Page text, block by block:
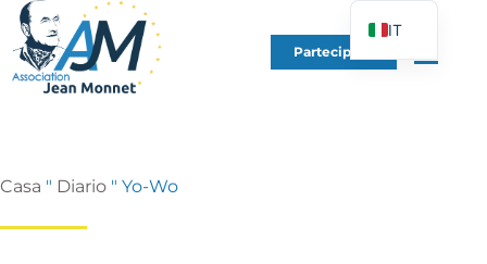
Partecipare
Casa " Diario " Yo-Wo
IT
FR